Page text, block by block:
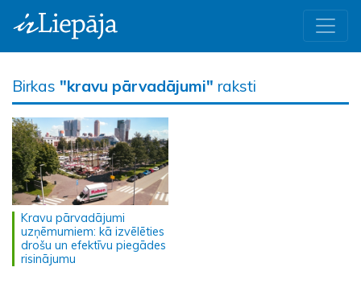
Birkas "kravu pārvadājumi" raksti
Kravu pārvadājumi
uzņēmumiem: kā izvēlēties
drošu un efektīvu piegādes
risinājumu